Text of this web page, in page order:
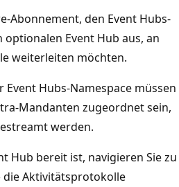
Abonnement, den Event Hubs-
optionalen Event Hub aus, an
weiterleiten möchten.
Hubs-Namespace müssen
Mandanten zugeordnet sein,
werden.
Hub bereit ist, navigieren Sie zu
die Aktivitätsprotokolle